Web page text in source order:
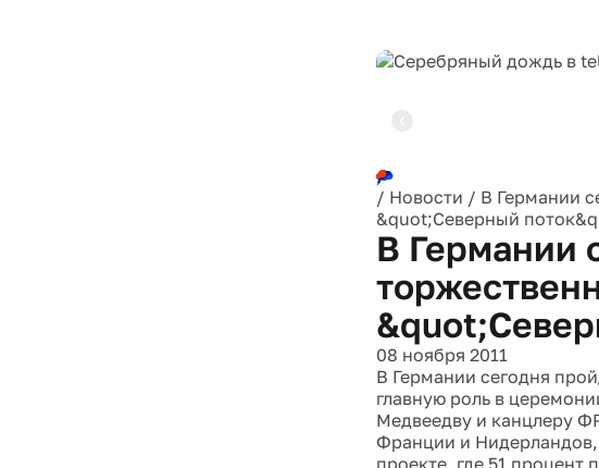
/ Новости / В Германии
&quot;Северный
В Германии
08 ноября 2011
В Германии сегодня
главную роль в
Медвеедву и канцлеру
Франции и Нидерландов,